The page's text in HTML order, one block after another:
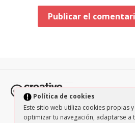
Política de cookies
Este sitio web utiliza cookies propias
optimizar tu navegación, adaptarse a
Todos los
protegidos por la licencia
NonCommercial-ShareAlike 3.0. /